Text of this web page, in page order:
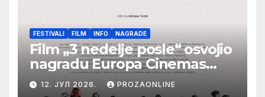
FESTIVALI FILM INFO NAGRADE
Film „3 nedelje posle“ osvojio
nagradu Europa Cinemas
Label na Filmskom festivalu
u Karlovim Varima
12. ЈУЛ 2026. PROZAONLINE